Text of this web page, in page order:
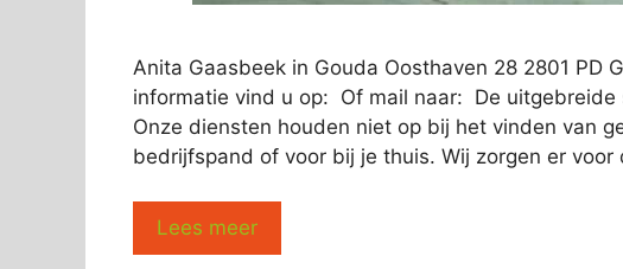
Anita Gaasbeek in Gouda Oosthaven 28 2801 PD
informatie vind u op: Of mail naar: De uitgebreide
Onze diensten houden niet op bij het vinden van
bedrijfspand of voor bij je thuis. Wij zorgen er
Lees meer